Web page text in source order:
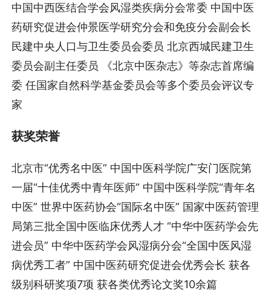
中国中西医结合学会风湿类疾病分会常委 中国中医
药研究促进会仲景医学研究分会和免疫分会副会长
民建中央人口与卫生委员会委员 北京西城民建卫生
委员会副主任委员 《北京中医杂志》等杂志首席编
委 任国家自然科学基金委员会等多个委员会评议专
家
获奖荣誉
北京市“优秀名中医” 中国中医科学院广安门医院第
一届“十佳优秀中青年医师” 中国中医科学院“青年名
中医” 世界中医药协会“国际名中医” 国家中医药管理
局第三批全国中医临床优秀人才 “中华中医药学会先
进会员” 中华中医药学会风湿病分会“全国中医风湿
病优秀工者” 中国中医药研究促进会优秀会长 获各
级别科研奖项7项 获各类优秀论文奖10余篇